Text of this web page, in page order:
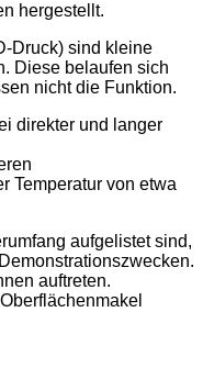
hergestellt.
Druck) sind kleine
Diese belaufen sich
nicht die Funktion.
direkter und langer
Temperatur von etwa
aufgelistet sind,
auftreten.